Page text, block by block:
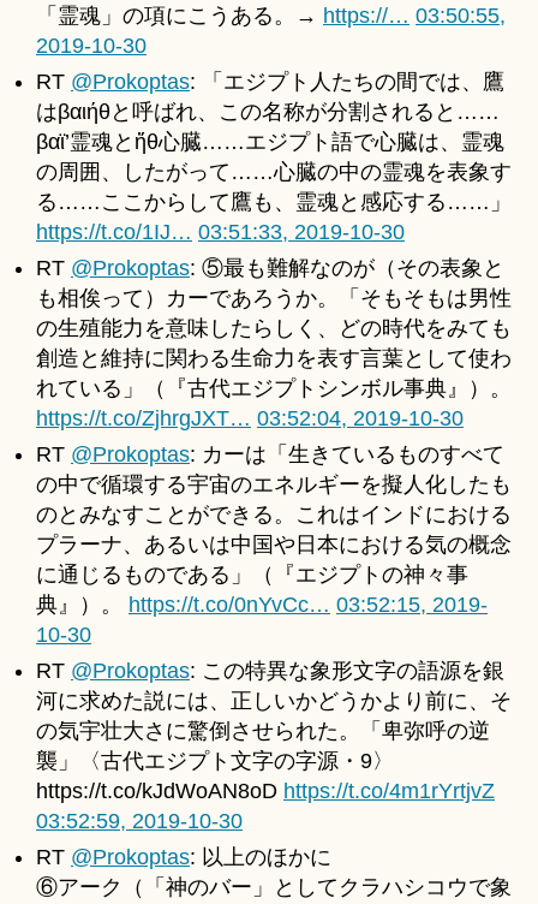
「霊魂」の項にこうある。→ https://… 03:50:55,
2019-10-30
RT @Prokoptas: 「エジプト人たちの間では、鷹
はβαιήθと呼ばれ、この名称が分割されると……
βαϊ’霊魂とἤθ心臓……エジプト語で心臓は、霊魂
の周囲、したがって……心臓の中の霊魂を表象す
る……ここからして鷹も、霊魂と感応する……」
https://t.co/1IJ… 03:51:33, 2019-10-30
RT @Prokoptas: ⑤最も難解なのが（その表象と
も相俟って）カーであろうか。「そもそもは男性
の生殖能力を意味したらしく、どの時代をみても
創造と維持に関わる生命力を表す言葉として使わ
れている」（『古代エジプトシンボル事典』）。
https://t.co/ZjhrgJXT… 03:52:04, 2019-10-30
RT @Prokoptas: カーは「生きているものすべて
の中で循環する宇宙のエネルギーを擬人化したも
のとみなすことができる。これはインドにおける
プラーナ、あるいは中国や日本における気の概念
に通じるものである」（『エジプトの神々事
典』）。 https://t.co/0nYvCc… 03:52:15, 2019-
10-30
RT @Prokoptas: この特異な象形文字の語源を銀
河に求めた説には、正しいかどうかより前に、そ
の気宇壮大さに驚倒させられた。「卑弥呼の逆
襲」〈古代エジプト文字の字源・9〉
https://t.co/kJdWoAN8oD https://t.co/4m1rYrtjvZ
03:52:59, 2019-10-30
RT @Prokoptas: 以上のほかに
⑥アーク（「神のバー」としてクラハシコウで象